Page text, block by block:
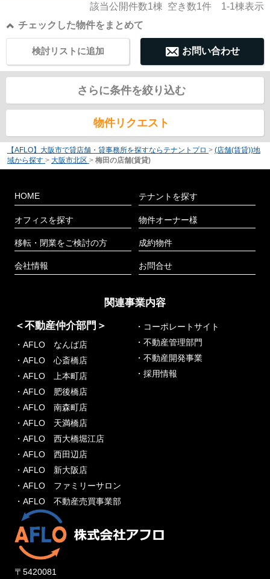
該当公開件数1棟 空き数1件 1-1棟表示
チェックした物件をまとめて
お問い合わせ
検討リストに追加
さらに条件を絞り込む
物件リクエスト
【AFLO】大阪市で貸店舗・貸事務所を探すならテナントプロ > (店舗(賃貸))地
域から探す > 大阪市北区 > 梅田の店舗(賃貸)
HOME
オフィスを探す
移転・閉業をご検討の方
会社情報
テナントを探す
物件オーナー様
成約物件
お問合せ
関連事業内容
＜不動産仲介部門＞
・AFLO なんば店
・AFLO 心斎橋店
・AFLO 上本町店
・AFLO 肥後橋店
・AFLO 南森町店
・AFLO 天満橋店
・AFLO 西大橋堀江店
・AFLO 西田辺店
・AFLO 新大阪店
・AFLO ファミリーサロン
・AFLO 不動産売買事業部
・コーポレートサイト
・不動産管理部門
・不動産開発事業
・採用情報
〒5420081